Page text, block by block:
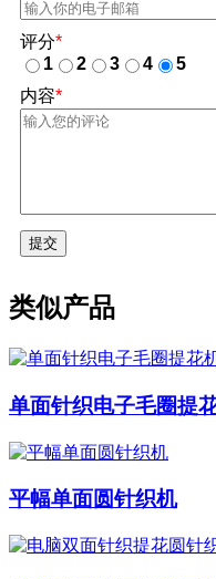
评分*
1
2 3 4
5
内容*
提交
类似产品
单面针织电子毛圈提
平幅单面圆针织机